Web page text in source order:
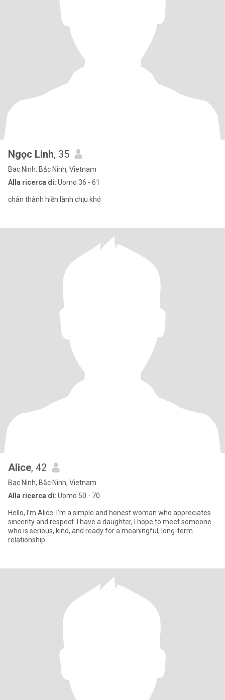
Ngọc Linh, 35
Bac Ninh, Bắc Ninh, Vietnam
Alla ricerca di: Uomo 36 - 61
chân thành hiền lành chịu khó
Alice, 42
Bac Ninh, Bắc Ninh, Vietnam
Alla ricerca di: Uomo 50 - 70
Hello, I’m Alice. I’m a simple and honest woman who appreciates
sincerity and respect. I have a daughter, I hope to meet someone
who is serious, kind, and ready for a meaningful, long-term
relationship.